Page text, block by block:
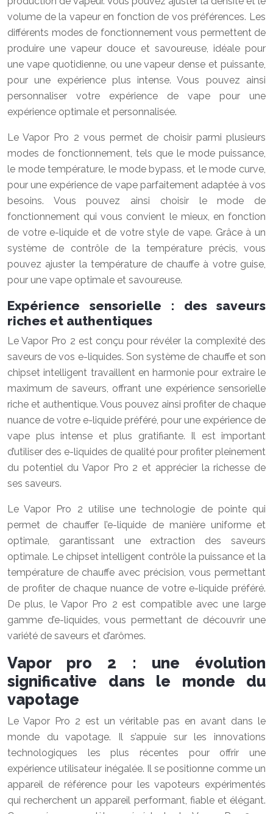
volume de la vapeur en fonction de vos préférences. Les
différents modes de fonctionnement vous permettent de
produire une vapeur douce et savoureuse, idéale pour
une vape quotidienne, ou une vapeur dense et puissante,
pour une expérience plus intense. Vous pouvez ainsi
personnaliser votre expérience de vape pour une
expérience optimale et personnalisée.
Le Vapor Pro 2 vous permet de choisir parmi plusieurs
modes de fonctionnement, tels que le mode puissance,
le mode température, le mode bypass, et le mode curve,
pour une expérience de vape parfaitement adaptée à vos
besoins. Vous pouvez ainsi choisir le mode de
fonctionnement qui vous convient le mieux, en fonction
de votre e-liquide et de votre style de vape. Grâce à un
système de contrôle de la température précis, vous
pouvez ajuster la température de chauffe à votre guise,
pour une vape optimale et savoureuse.
Expérience sensorielle : des saveurs
riches et authentiques
Le Vapor Pro 2 est conçu pour révéler la complexité des
saveurs de vos e-liquides. Son système de chauffe et son
chipset intelligent travaillent en harmonie pour extraire le
maximum de saveurs, offrant une expérience sensorielle
riche et authentique. Vous pouvez ainsi profiter de chaque
nuance de votre e-liquide préféré, pour une expérience de
vape plus intense et plus gratifiante. Il est important
d’utiliser des e-liquides de qualité pour profiter pleinement
du potentiel du Vapor Pro 2 et apprécier la richesse de
ses saveurs.
Le Vapor Pro 2 utilise une technologie de pointe qui
permet de chauffer l’e-liquide de manière uniforme et
optimale, garantissant une extraction des saveurs
optimale. Le chipset intelligent contrôle la puissance et la
température de chauffe avec précision, vous permettant
de profiter de chaque nuance de votre e-liquide préféré.
De plus, le Vapor Pro 2 est compatible avec une large
gamme d’e-liquides, vous permettant de découvrir une
variété de saveurs et d’arômes.
Vapor pro 2 : une évolution
significative dans le monde du
vapotage
Le Vapor Pro 2 est un véritable pas en avant dans le
monde du vapotage. Il s’appuie sur les innovations
technologiques les plus récentes pour offrir une
expérience utilisateur inégalée. Il se positionne comme un
appareil de référence pour les vapoteurs expérimentés
qui recherchent un appareil performant, fiable et élégant.